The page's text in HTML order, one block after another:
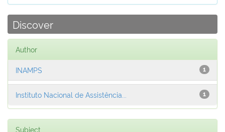
Discover
Author
1
INAMPS
1
Instituto Nacional de Assistência...
Subject